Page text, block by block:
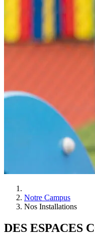
Notre Campus
Nos Installations
DES ESPACES